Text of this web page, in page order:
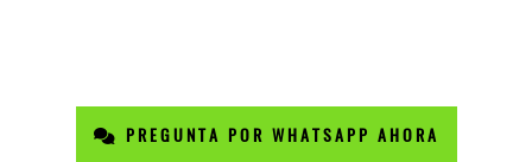
PREGUNTA POR WHATSAPP AHORA